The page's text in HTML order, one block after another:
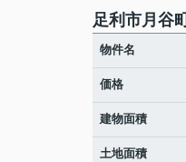
足利市月谷
物件名
価格
建物面積
土地面積